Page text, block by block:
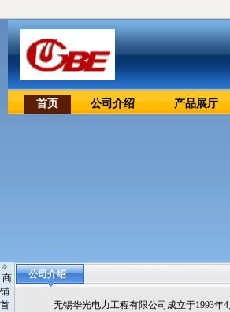
首页 公司介绍 产品展厅
商
铺
首
公司介绍
无锡华光电力工程有限公司成立于1993年